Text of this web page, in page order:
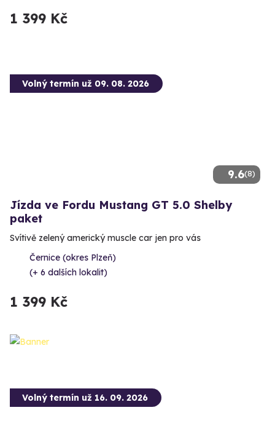
1 399 Kč
9.6(8)
Volný termín už 09. 08. 2026
Jízda ve Fordu Mustang GT 5.0 Shelby
paket
Svítivě zelený americký muscle car jen pro vás
Černice (okres Plzeň)
(+ 6 dalších lokalit)
1 399 Kč
Volný termín už 16. 09. 2026